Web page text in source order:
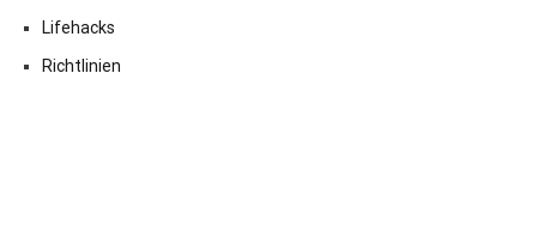
Lifehacks
Richtlinien